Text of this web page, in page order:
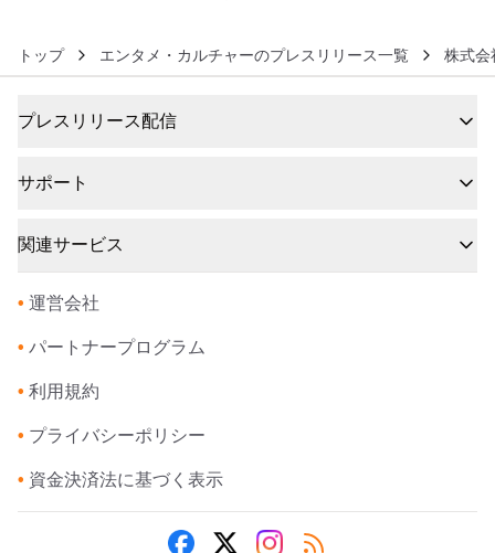
トップ エンタメ・カルチャーのプレスリリース一覧 株式会
プレスリリース配信
サポート
関連サービス
• 運営会社
• パートナープログラム
• 利用規約
• プライバシーポリシー
• 資金決済法に基づく表示